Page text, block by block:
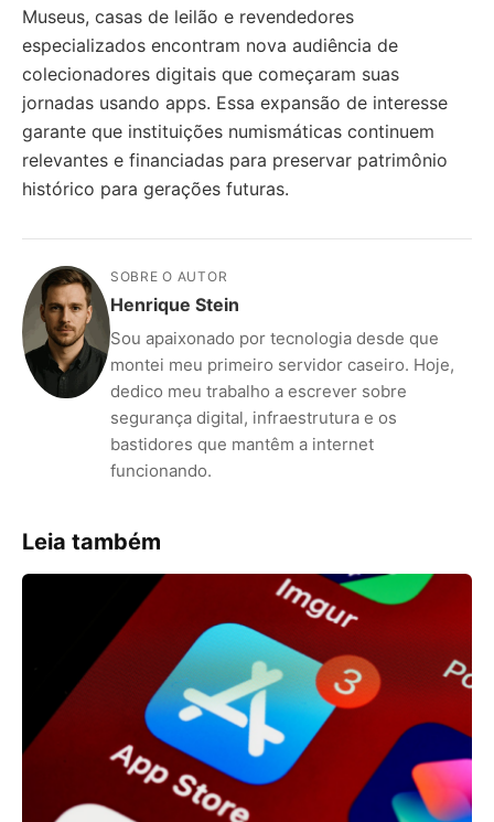
Museus, casas de leilão e revendedores
especializados encontram nova audiência de
colecionadores digitais que começaram suas
jornadas usando apps. Essa expansão de interesse
garante que instituições numismáticas continuem
relevantes e financiadas para preservar patrimônio
histórico para gerações futuras.
SOBRE O AUTOR
Henrique Stein
Sou apaixonado por tecnologia desde que
montei meu primeiro servidor caseiro. Hoje,
dedico meu trabalho a escrever sobre
segurança digital, infraestrutura e os
bastidores que mantêm a internet
funcionando.
Leia também